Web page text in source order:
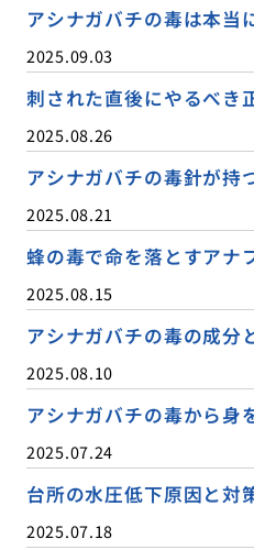
アシナガバチの毒は本当
2025.09.03
刺された直後にやるべき
2025.08.26
アシナガバチの毒針が持
2025.08.21
蜂の毒で命を落とすアナ
2025.08.15
アシナガバチの毒の成分
2025.08.10
アシナガバチの毒から身
2025.07.24
台所の水圧低下原因と対
2025.07.18